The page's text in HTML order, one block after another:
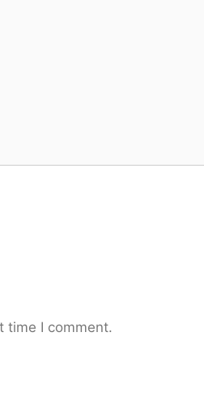
time I comment.